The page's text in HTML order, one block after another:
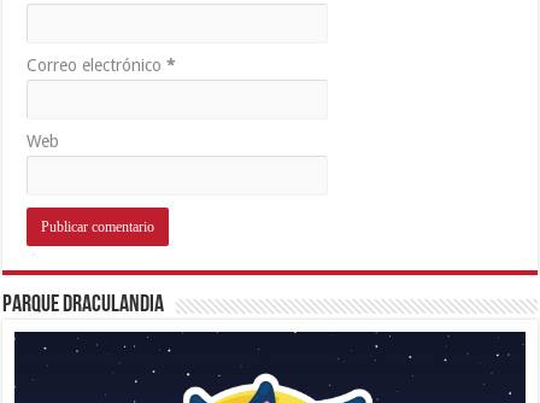
Correo electrónico*
Web
Parque Draculandia